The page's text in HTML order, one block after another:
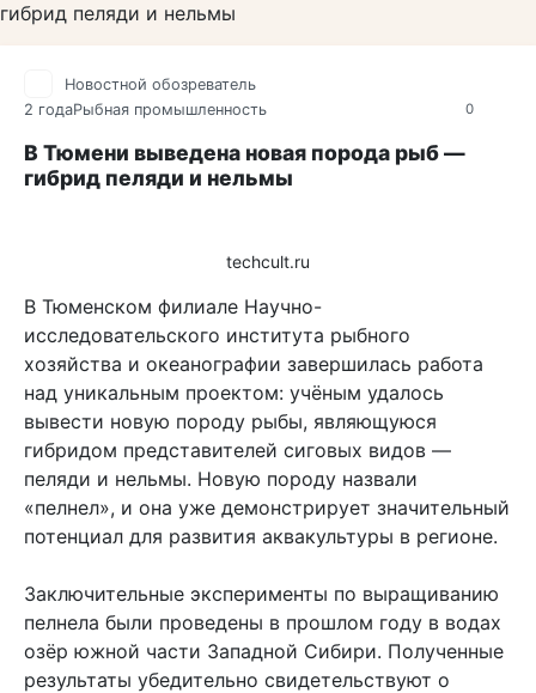
гибрид пеляди и нельмы
0
Новостной обозреватель
2 годаРыбная промышленность
В Тюмени выведена новая порода рыб —
гибрид пеляди и нельмы
techcult.ru
В Тюменском филиале Научно-
исследовательского института рыбного
хозяйства и океанографии завершилась работа
над уникальным проектом: учёным удалось
вывести новую породу рыбы, являющуюся
гибридом представителей сиговых видов —
пеляди и нельмы. Новую породу назвали
«пелнел», и она уже демонстрирует значительный
потенциал для развития аквакультуры в регионе.
Заключительные эксперименты по выращиванию
пелнела были проведены в прошлом году в водах
озёр южной части Западной Сибири. Полученные
результаты убедительно свидетельствуют о